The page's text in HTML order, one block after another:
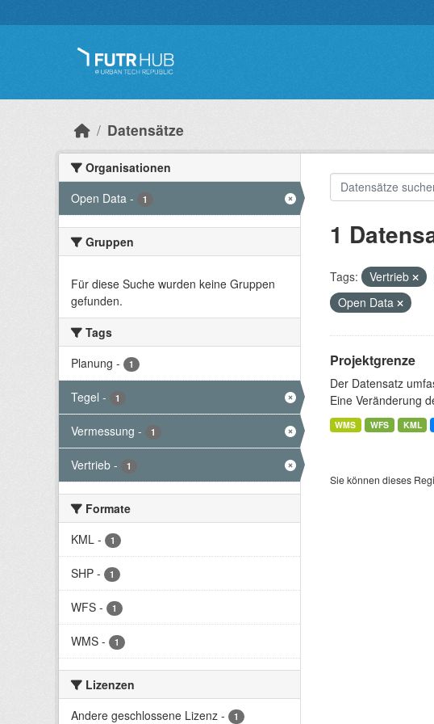
Datensätze
Organisationen
Open Data - 1
Gruppen
Für diese Suche wurden keine Gruppen
gefunden.
Tags
Planung - 1
Tegel - 1
Vermessung - 1
Vertrieb - 1
Formate
KML - 1
SHP - 1
WFS - 1
WMS - 1
Lizenzen
Andere geschlossene Lizenz - 1
1
Tags: Vertrieb
Open Data
Projektgrenze
Der Datensatz
Eine Veränderung
WMS WFS KML
Sie können dieses